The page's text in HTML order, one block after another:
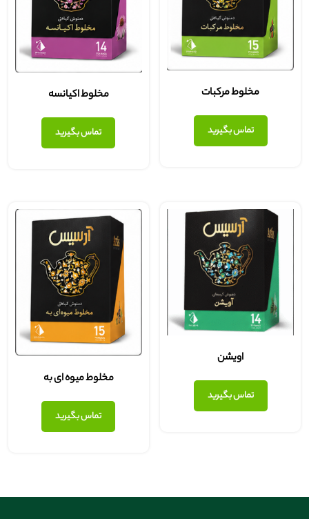
مخلوط مرکبات
تماس بگیرید
مخلوط اکیانسه
تماس بگیرید
اویشن
تماس بگیرید
مخلوط میوه ای به
تماس بگیرید